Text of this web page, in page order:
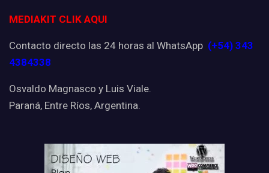
MEDIAKIT CLIK AQUI
Contacto directo las 24 horas al WhatsApp (+54) 343
4384338
Osvaldo Magnasco y Luis Viale.
Paraná, Entre Ríos, Argentina.